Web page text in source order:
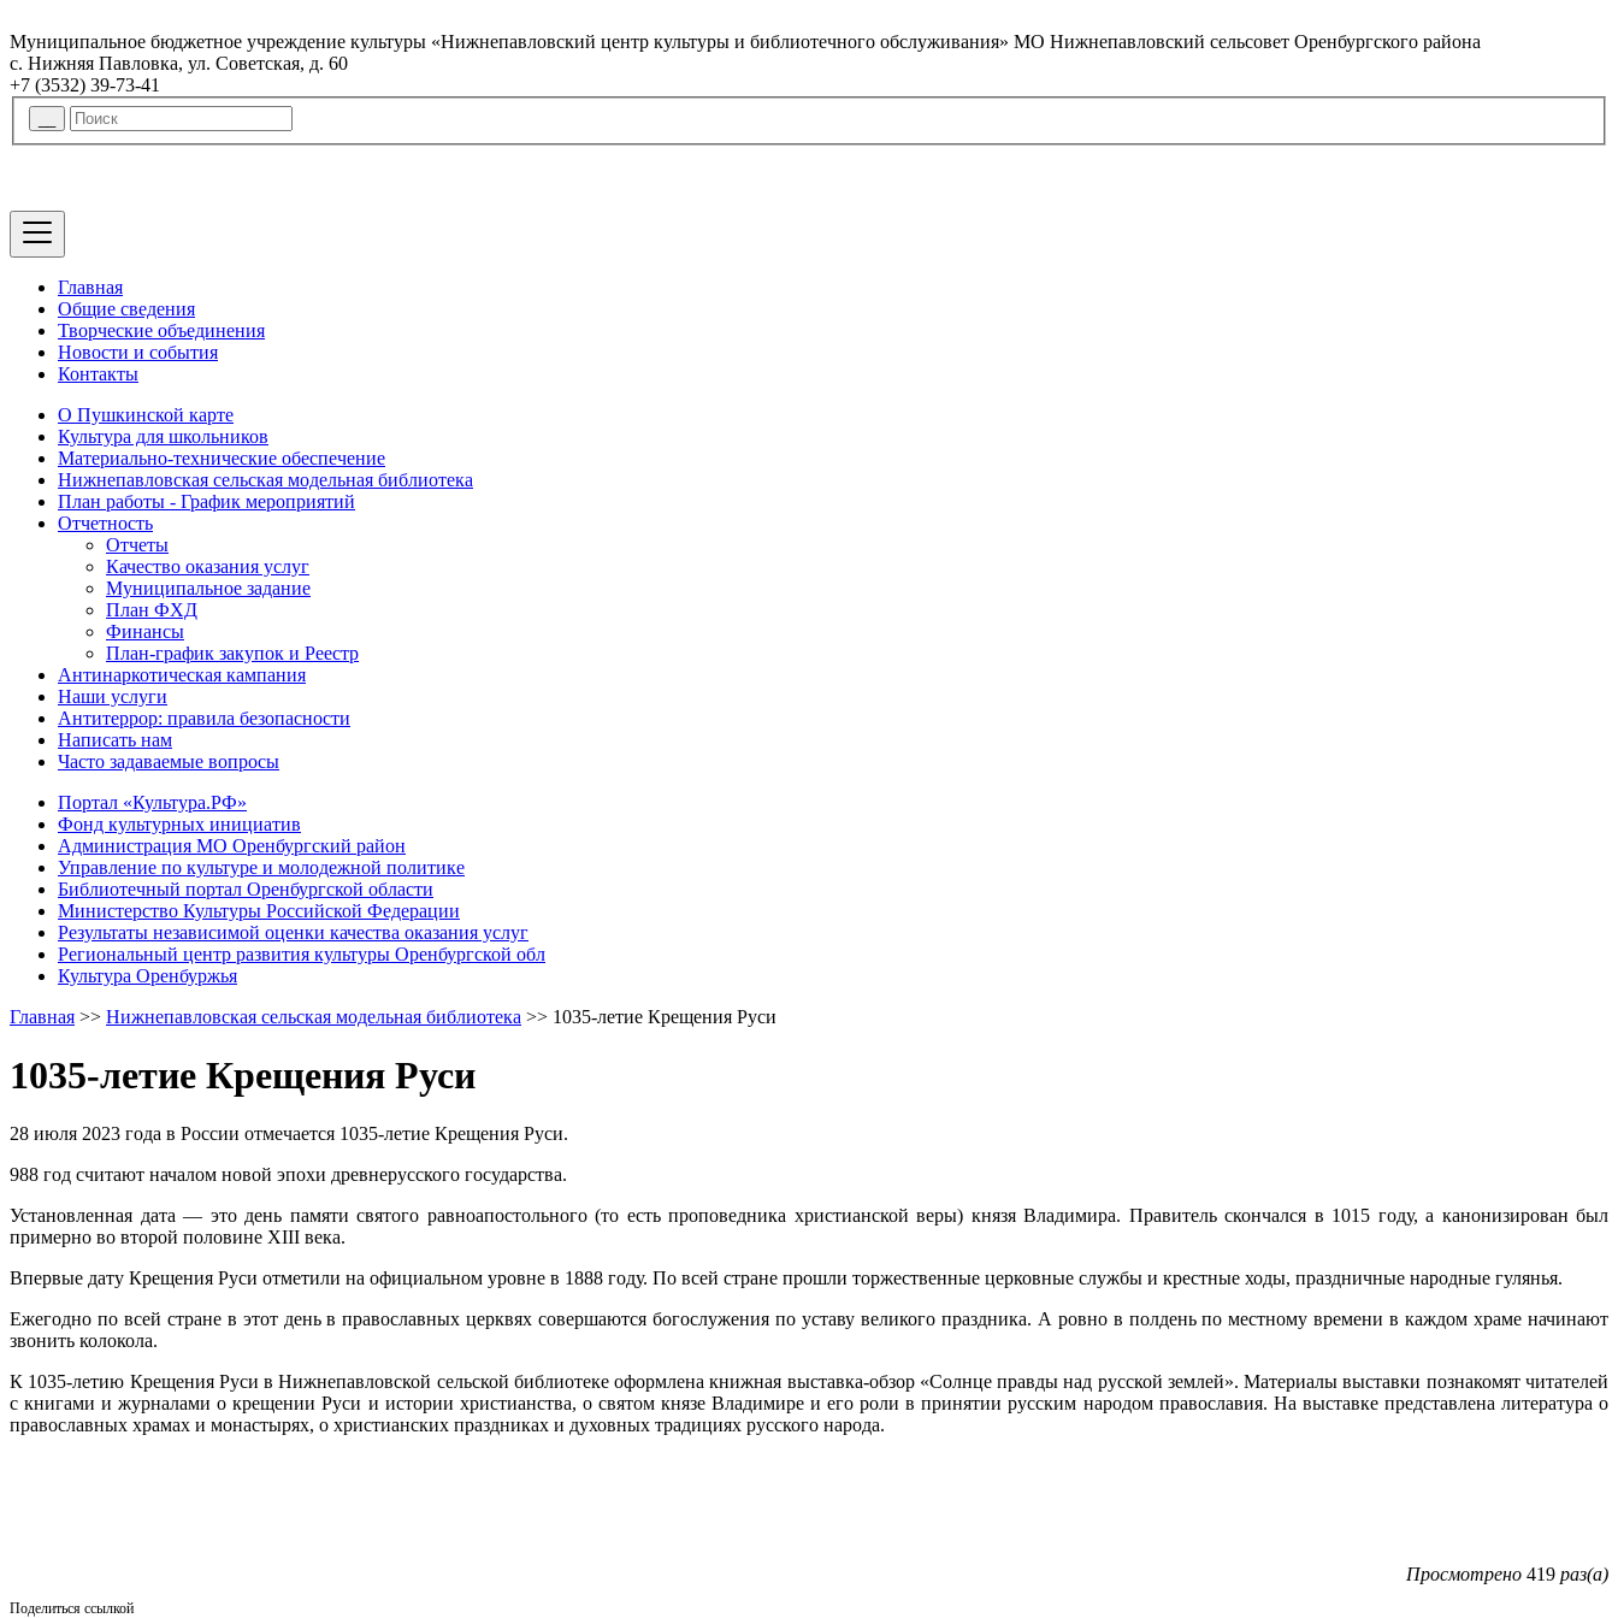
Муниципальное бюджетное учреждение культуры «Нижнепавловский центр культуры и библиотечного обслуживания» МО Нижнепавловский сельсовет Оренбургского района
с. Нижняя Павловка, ул. Советская, д. 60
+7 (3532) 39-73-41
Главная
Общие сведения
Творческие объединения
Новости и события
Контакты
О Пушкинской карте
Культура для школьников
Материально-технические обеспечение
Нижнепавловская сельская модельная библиотека
План работы - График мероприятий
Отчетность
Отчеты
Качество оказания услуг
Муниципальное задание
План ФХД
Финансы
План-график закупок и Реестр
Антинаркотическая кампания
Наши услуги
Антитеррор: правила безопасности
Написать нам
Часто задаваемые вопросы
Портал «Культура.РФ»
Фонд культурных инициатив
Администрация МО Оренбургский район
Управление по культуре и молодежной политике
Библиотечный портал Оренбургской области
Министерство Культуры Российской Федерации
Результаты независимой оценки качества оказания услуг
Региональный центр развития культуры Оренбургской обл
Культура Оренбуржья
Главная >> Нижнепавловская сельская модельная библиотека >> 1035-летие Крещения Руси
1035-летие Крещения Руси
28 июля 2023 года в России отмечается 1035-летие Крещения Руси.
988 год считают началом новой эпохи древнерусского государства.
Установленная дата — это день памяти святого равноапостольного (то есть проповедника христианской веры) князя Владимира. Правитель скончался в 1015 году, а канонизирован был
примерно во второй половине XIII века.
Впервые дату Крещения Руси отметили на официальном уровне в 1888 году. По всей стране прошли торжественные церковные службы и крестные ходы, праздничные народные гулянья.
Ежегодно по всей стране в этот день в православных церквях совершаются богослужения по уставу великого праздника. А ровно в полдень по местному времени в каждом храме начинают
звонить колокола.
К 1035-летию Крещения Руси в Нижнепавловской сельской библиотеке оформлена книжная выставка-обзор «Солнце правды над русской землей». Материалы выставки познакомят читателей
с книгами и журналами о крещении Руси и истории христианства, о святом князе Владимире и его роли в принятии русским народом православия. На выставке представлена литература о
православных храмах и монастырях, о христианских праздниках и духовных традициях русского народа.
Просмотрено 419 раз(а)
Поделиться ссылкой